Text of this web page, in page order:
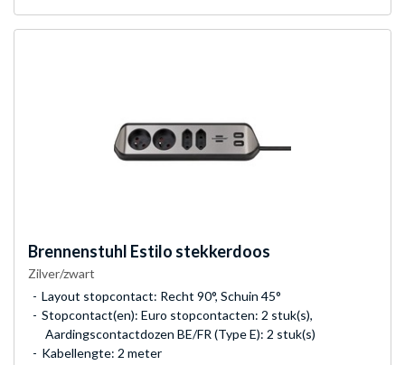
Brennenstuhl Estilo stekkerdoos
Zilver/zwart
Layout stopcontact: Recht 90°, Schuin 45°
Stopcontact(en): Euro stopcontacten: 2 stuk(s),
Aardingscontactdozen BE/FR (Type E): 2 stuk(s)
Kabellengte: 2 meter